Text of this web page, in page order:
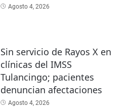
Agosto 4, 2026
Sin servicio de Rayos X en
clínicas del IMSS
Tulancingo; pacientes
denuncian afectaciones
Agosto 4, 2026